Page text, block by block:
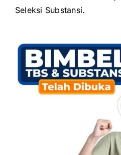
Seleksi Substansi.